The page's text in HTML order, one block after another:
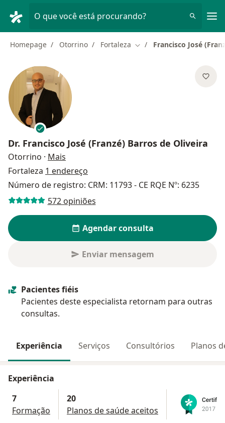
O que você está procurando?
Homepage Otorrino Fortaleza Mudar de cidade
Francisco José
Dr. Francisco José (Franzé) Barros de Oliveira
Otorrino · Mais
Fortaleza 1 endereço
Número de registro: CRM: 11793 - CE RQE Nº: 6235
572 opiniões
Agendar consulta
Enviar mensagem
Pacientes fiéis
Pacientes deste especialista retornam para outras
consultas.
Experiência Serviços Consultórios Planos
Experiência
7
Formação
20
Planos de saúde aceitos